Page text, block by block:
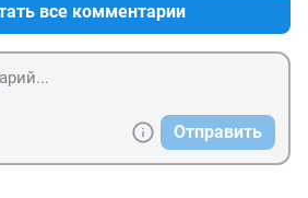
все комментарии
Отправить